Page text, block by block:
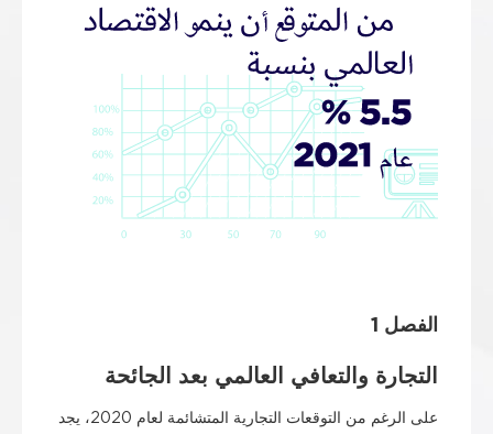
الفصل 1
التجارة والتعافي العالمي بعد الجائحة
على الرغم من التوقعات التجارية المتشائمة لعام 2020، يجد